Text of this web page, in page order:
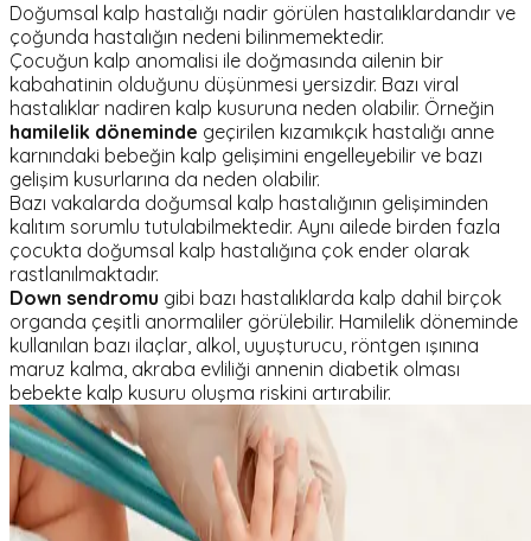
Doğumsal kalp hastalığı nadir görülen hastalıklardandır ve
çoğunda hastalığın nedeni bilinmemektedir.
Çocuğun kalp anomalisi ile doğmasında ailenin bir
kabahatinin olduğunu düşünmesi yersizdir. Bazı viral
hastalıklar nadiren kalp kusuruna neden olabilir. Örneğin
hamilelik döneminde geçirilen kızamıkçık hastalığı anne
karnındaki bebeğin kalp gelişimini engelleyebilir ve bazı
gelişim kusurlarına da neden olabilir.
Bazı vakalarda doğumsal kalp hastalığının gelişiminden
kalıtım sorumlu tutulabilmektedir. Aynı ailede birden fazla
çocukta doğumsal kalp hastalığına çok ender olarak
rastlanılmaktadır.
Down sendromu gibi bazı hastalıklarda kalp dahil birçok
organda çeşitli anormaliler görülebilir. Hamilelik döneminde
kullanılan bazı ilaçlar, alkol, uyuşturucu, röntgen ışınına
maruz kalma, akraba evliliği annenin diabetik olması
bebekte kalp kusuru oluşma riskini artırabilir.